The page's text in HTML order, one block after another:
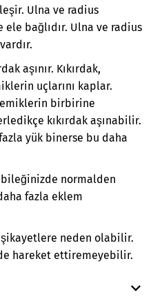
Ulna ve radius
bağlıdır. Ulna ve radius
aşınır. Kıkırdak,
uçlarını kaplar.
birbirine
kıkırdak aşınabilir.
yük binerse bu daha
bileğinizde normalden
fazla eklem
neden olabilir.
hareket ettiremeyebilir.